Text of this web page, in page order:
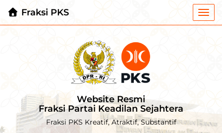
Fraksi PKS
Website Resmi
Fraksi Partai Keadilan Sejahtera
Fraksi PKS Kreatif, Atraktif, Substantif